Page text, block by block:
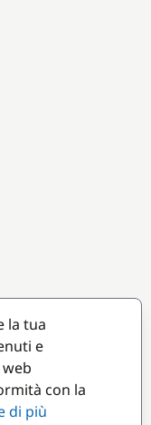
la tua
e
con la
di più